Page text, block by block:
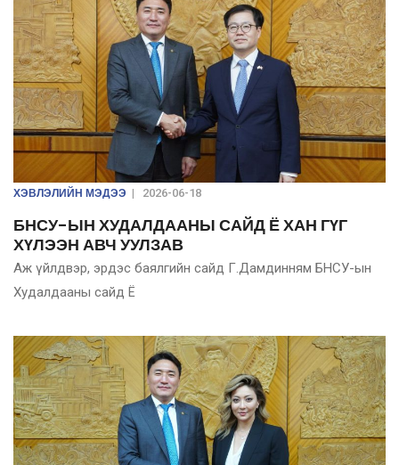
ХЭВЛЭЛИЙН МЭДЭЭ | 2026-06-18
БНСУ-ЫН ХУДАЛДААНЫ САЙД Ё ХАН ГҮГ
ХҮЛЭЭН АВЧ УУЛЗАВ
Аж үйлдвэр, эрдэс баялгийн сайд Г.Дамдинням БНСУ-ын
Худалдааны сайд Ё